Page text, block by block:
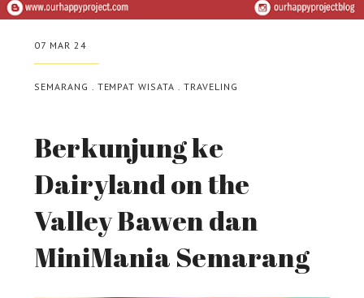
07 MAR 24
SEMARANG . TEMPAT WISATA . TRAVELING
Berkunjung ke
Dairyland on the
Valley Bawen dan
MiniMania Semarang